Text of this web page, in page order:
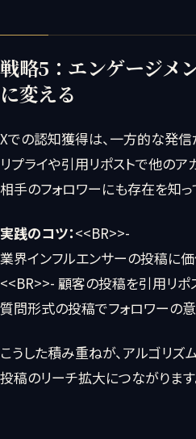
戦略5：エンゲージメ
に変える
Xでの認知獲得は、一方的な発信
リプライや引用リポストで他のア
相手のフォロワーにも存在を知っ
実践のコツ：<<BR>>-
業界インフルエンサーの投稿に
<<BR>>- 顧客の投稿を引用リポ
質問形式の投稿でフォロワーの
こうした積み重ねが、アルゴリズ
投稿のリーチ拡大につながります